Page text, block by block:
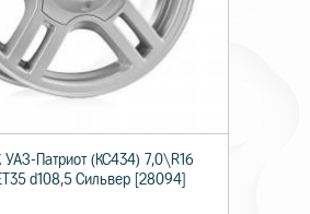
УАЗ-Патриот (КС434) 7,0\R16
d108,5 Сильвер [28094]